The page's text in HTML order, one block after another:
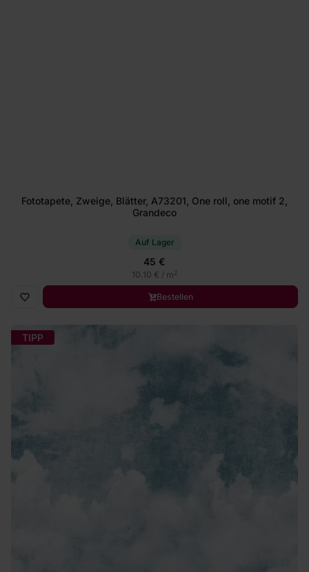
Fototapete, Zweige, Blätter, A73201, One roll, one motif 2,
Grandeco
Auf Lager
45 €
10.10 € / m2
Bestellen
TIPP